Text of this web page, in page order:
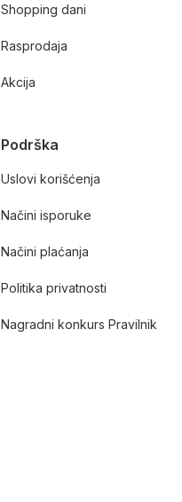
Shopping dani
Rasprodaja
Akcija
Podrška
Uslovi korišćenja
Načini isporuke
Načini plaćanja
Politika privatnosti
Nagradni konkurs Pravilnik